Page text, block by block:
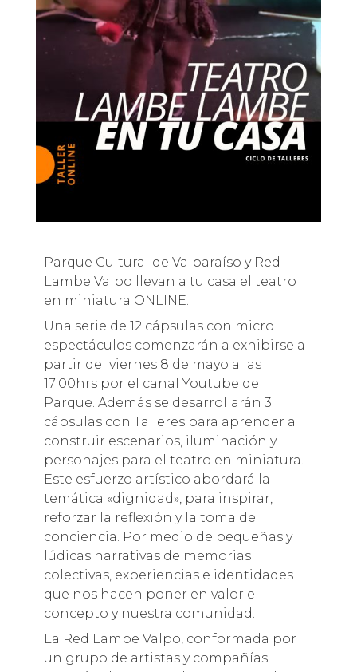
Parque Cultural de Valparaíso y Red
Lambe Valpo llevan a tu casa el teatro
en miniatura ONLINE.
Una serie de 12 cápsulas con micro
espectáculos comenzarán a exhibirse a
partir del viernes 8 de mayo a las
17:00hrs por el canal Youtube del
Parque. Además se desarrollarán 3
cápsulas con Talleres para aprender a
construir escenarios, iluminación y
personajes para el teatro en miniatura.
Este esfuerzo artístico abordará la
temática «dignidad», para inspirar,
reforzar la reflexión y la toma de
conciencia. Por medio de pequeñas y
lúdicas narrativas de memorias
colectivas, experiencias e identidades
que nos hacen poner en valor el
concepto y nuestra comunidad.
La Red Lambe Valpo, conformada por
un grupo de artistas y compañías